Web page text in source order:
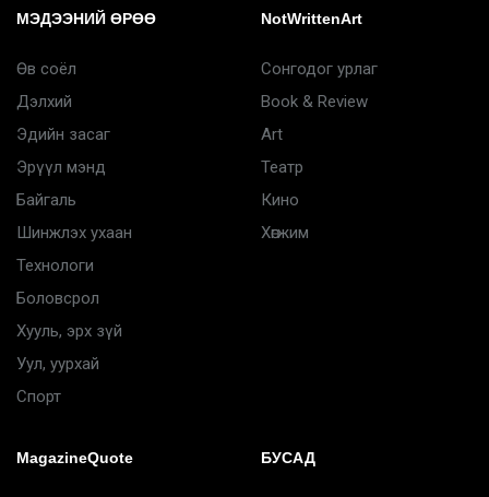
МЭДЭЭНИЙ ӨРӨӨ
Өв соёл
Дэлхий
Эдийн засаг
Эрүүл мэнд
Байгаль
Шинжлэх ухаан
Технологи
Боловсрол
Хууль, эрх зүй
Уул, уурхай
Спорт
NotWrittenArt
Сонгодог урлаг
Book & Review
Art
Театр
Кино
Хөгжим
MagazineQuote БУСАД